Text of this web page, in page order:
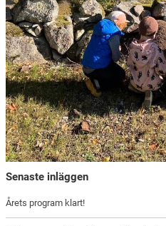
Senaste inläggen
Årets program klart!